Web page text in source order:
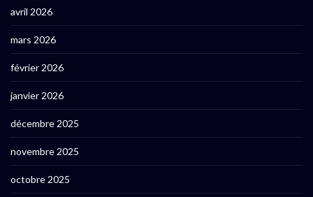
avril 2026
mars 2026
février 2026
janvier 2026
décembre 2025
novembre 2025
octobre 2025